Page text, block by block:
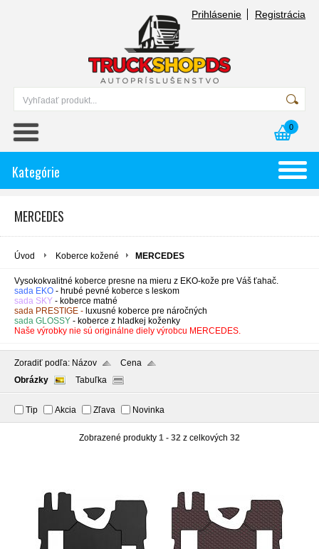
Prihlásenie Registrácia
0
Kategórie
MERCEDES
Úvod Koberce kožené MERCEDES
Vysokokvalitné koberce presne na mieru z EKO-kože pre Váš ťahač.
sada EKO - hrubé pevné koberce s leskom
sada SKY - koberce matné
sada PRESTIGE - luxusné koberce pre náročných
sada GLOSSY - koberce z hladkej koženky
Naše výrobky nie sú originálne diely výrobcu MERCEDES.
Zoradiť podľa: Názov
Cena
Obrázky
Tabuľka
Tip Akcia Zľava Novinka
Zobrazené produkty 1 - 32 z celkových 32